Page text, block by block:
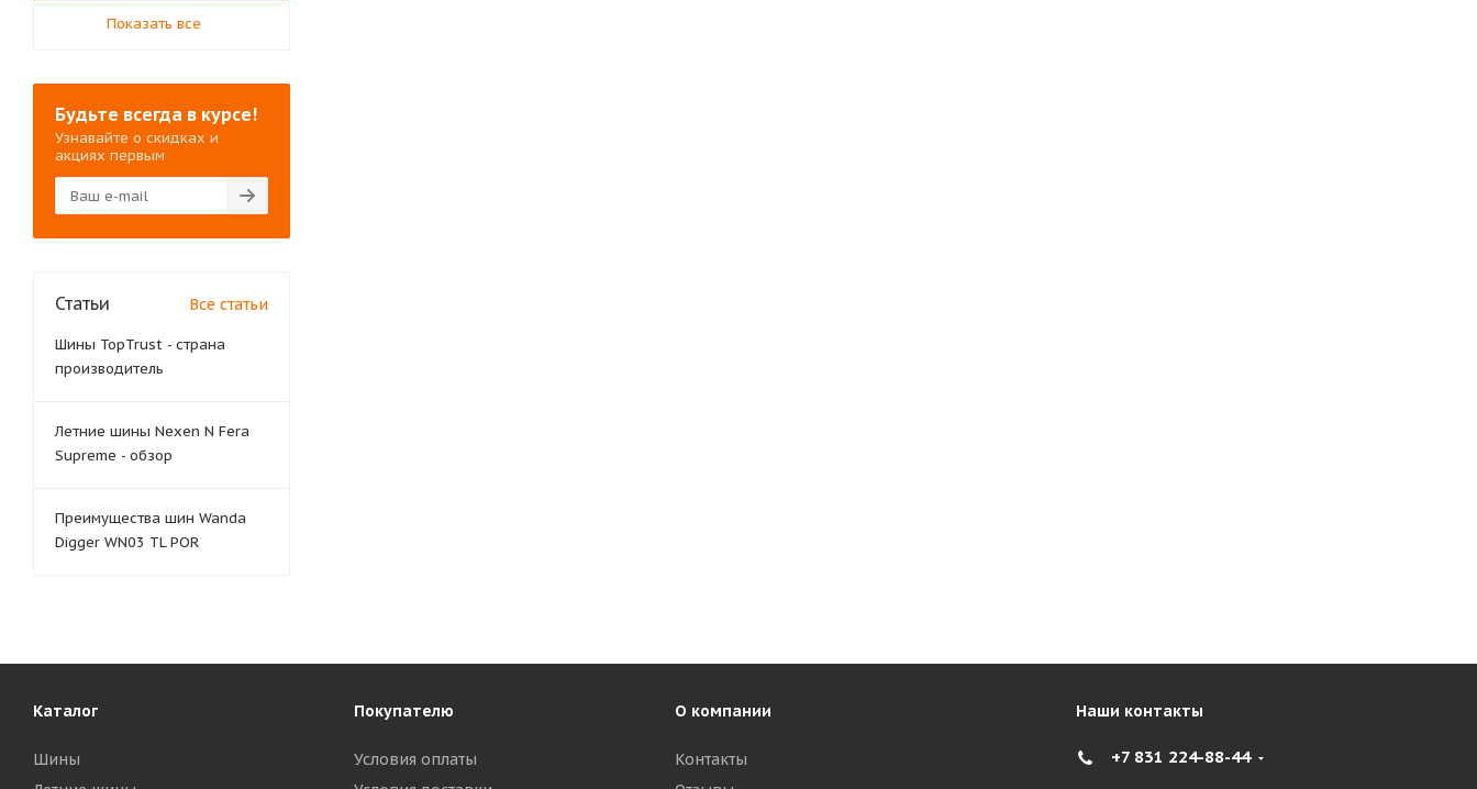
Показать все
Будьте всегда в курсе!
Узнавайте о скидках и
акциях первым
Статьи Все статьи
Шины TopTrust - страна
производитель
Летние шины Nexen N Fera
Supreme - обзор
Преимущества шин Wanda
Digger WN03 TL POR
Каталог
Шины
Покупателю
Условия оплаты
О компании
Контакты
Наши контакты
+7 831 224-88-44